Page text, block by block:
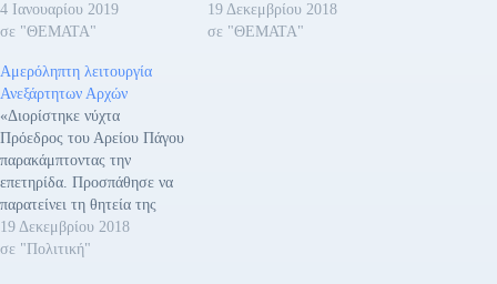
διορισμό, ως πρόεδρου στην
Επιτροπή Ανταγωνισμού, της
Χριστοφίλου, επιτίμου
προέδρου του Αρείου Πάγου
και νομική σύμβουλος του
γραφείου του
Πρωθυπουργού Αλέξη
Τσίπρα. Η θητεία της
προέδρου στην Επιτροπή
Ανταγωνισμού είναι
πενταετής. Η σχετική
4 Ιανουαρίου 2019
σε "ΘΕΜΑΤΑ"
Θάνου-Χριστοφίλου στη
θέση της Προέδρου της
19 Δεκεμβρίου 2018
σε "ΘΕΜΑΤΑ"
Αμερόληπτη λειτουργία
Ανεξάρτητων Αρχών
«Διορίστηκε νύχτα
Πρόεδρος του Αρείου Πάγου
παρακάμπτοντας την
επετηρίδα. Προσπάθησε να
παρατείνει τη θητεία της
αντισυνταγματικά. Απέτυχε,
αλλά ο Πρωθυπουργός την
19 Δεκεμβρίου 2018
σε "Πολιτική"